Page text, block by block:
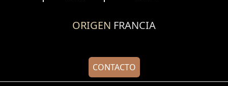
ORIGEN FRANCIA
CONTACTO